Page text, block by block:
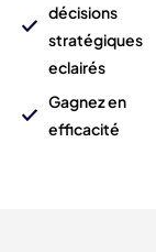
décisions
stratégiques
eclairés
Gagnez en
efficacité